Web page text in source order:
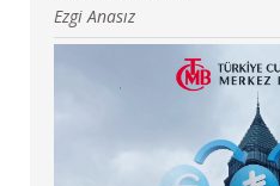
Ezgi Anasız